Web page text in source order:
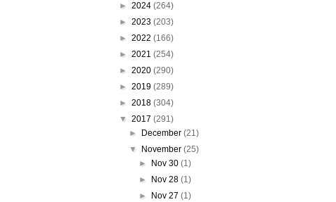
► 2024 (264)
► 2023 (203)
► 2022 (166)
► 2021 (254)
► 2020 (290)
► 2019 (289)
► 2018 (304)
▼ 2017 (291)
►
December (21)
▼
November (25)
►
Nov 30(1)
►
Nov 28(1)
►
Nov 27(1)